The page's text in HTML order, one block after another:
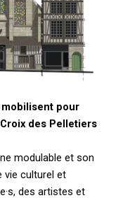
mobilisent pour
des Pelletiers
modulable et son
vie culturel et
des artistes et